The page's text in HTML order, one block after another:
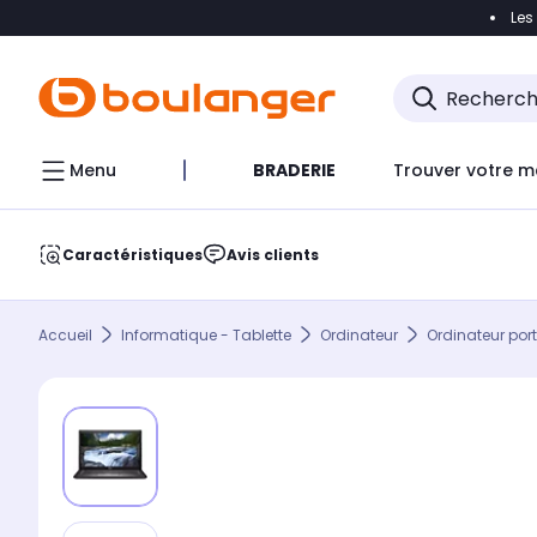
Accéder
Menu BRADERIE Trouver votre
Caractéristiques Avis clients
Accueil Informatique - Tablette Ordinateur Ordinateur